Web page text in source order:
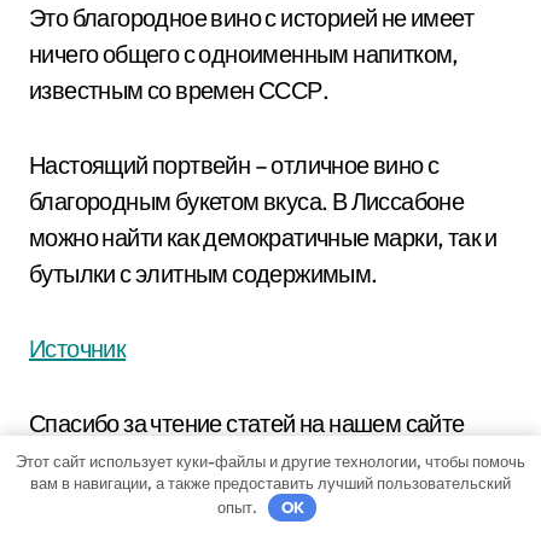
Это благородное вино с историей не имеет
ничего общего с одноименным напитком,
известным со времен СССР.
Настоящий портвейн – отличное вино с
благородным букетом вкуса. В Лиссабоне
можно найти как демократичные марки, так и
бутылки с элитным содержимым.
Источник
Спасибо за чтение статей на нашем сайте
Этот сайт использует куки-файлы и другие технологии, чтобы помочь
вам в навигации, а также предоставить лучший пользовательский
опыт.
OK